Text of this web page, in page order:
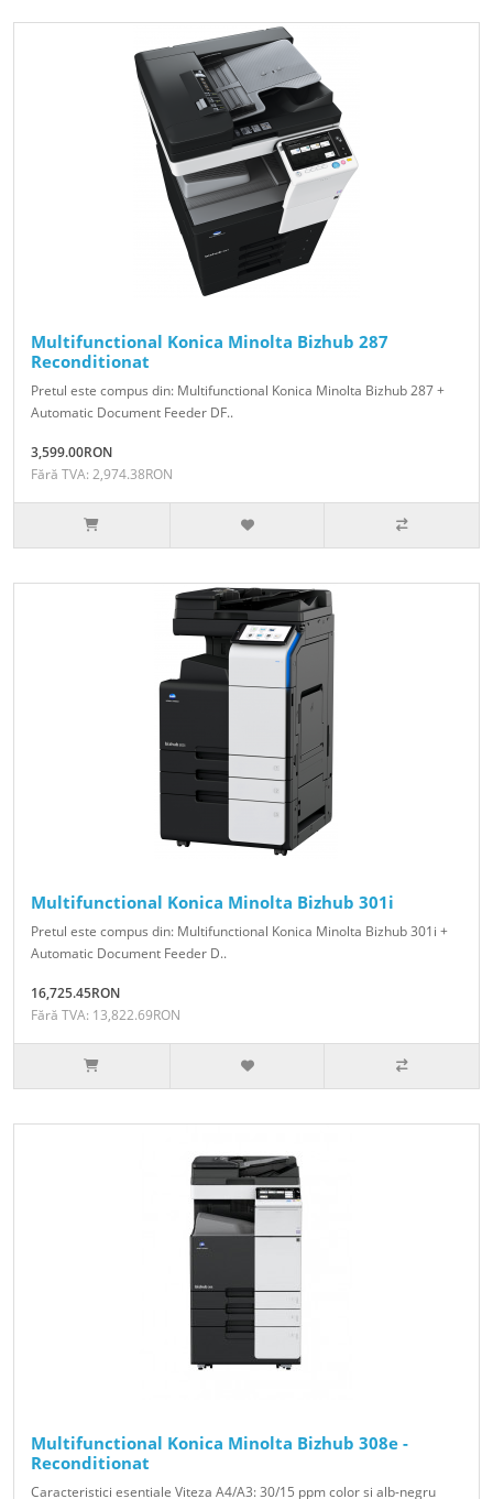
Multifunctional Konica Minolta Bizhub 287
Reconditionat
Pretul este compus din: Multifunctional Konica Minolta Bizhub 287 +
Automatic Document Feeder DF..
3,599.00RON
Fără TVA: 2,974.38RON
Multifunctional Konica Minolta Bizhub 301i
Pretul este compus din: Multifunctional Konica Minolta Bizhub 301i +
Automatic Document Feeder D..
16,725.45RON
Fără TVA: 13,822.69RON
Multifunctional Konica Minolta Bizhub 308e -
Reconditionat
Caracteristici esentiale Viteza A4/A3: 30/15 ppm color si alb-negru